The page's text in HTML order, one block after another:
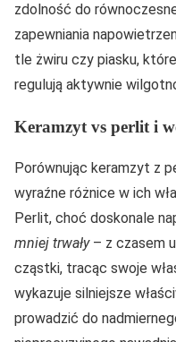
zdolność do
zapewniania
tle żwiru czy piasku,
regulują aktywnie
Keramzyt vs perlit i
Porównując keramzyt z
wyraźne różnice w ich
Perlit, choć doskonale
mniej trwały– z czasem
cząstki, tracąc swoje
wykazuje silniejsze
prowadzić do